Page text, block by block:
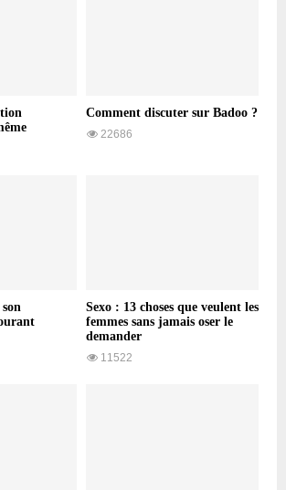
Comment discuter sur Badoo ?
22686
Sexo : 13 choses que veulent les
femmes sans jamais oser le
demander
11522